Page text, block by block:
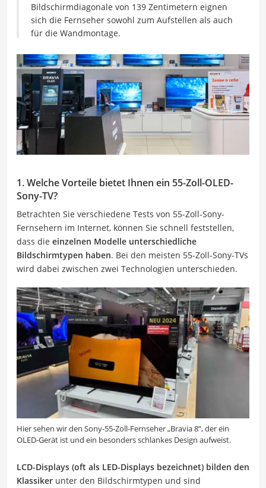
Bildschirmdiagonale von 139 Zentimetern eignen
sich die Fernseher sowohl zum Aufstellen als auch
für die Wandmontage.
1. Welche Vorteile bietet Ihnen ein 55-Zoll-OLED-
Sony-TV?
Betrachten Sie verschiedene Tests von 55-Zoll-Sony-
Fernsehern im Internet, können Sie schnell feststellen,
dass die einzelnen Modelle unterschiedliche
Bildschirmtypen haben. Bei den meisten 55-Zoll-Sony-TVs
wird dabei zwischen zwei Technologien unterschieden.
Hier sehen wir den Sony-55-Zoll-Fernseher „Bravia 8“, der ein
OLED-Gerät ist und ein besonders schlankes Design aufweist.
LCD-Displays (oft als LED-Displays bezeichnet) bilden den
Klassiker unter den Bildschirmtypen und sind